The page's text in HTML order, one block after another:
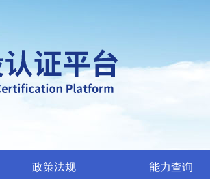
政策法规 能力查询